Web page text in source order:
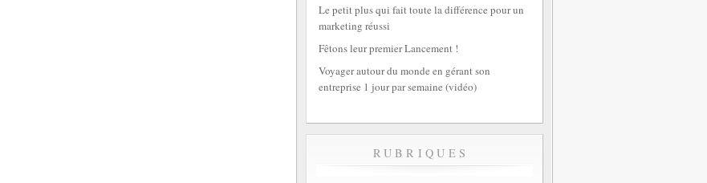
Le petit plus qui fait toute la différence pour un
marketing réussi
Fêtons leur premier Lancement !
Voyager autour du monde en gérant son
entreprise 1 jour par semaine (vidéo)
RUBRIQUES